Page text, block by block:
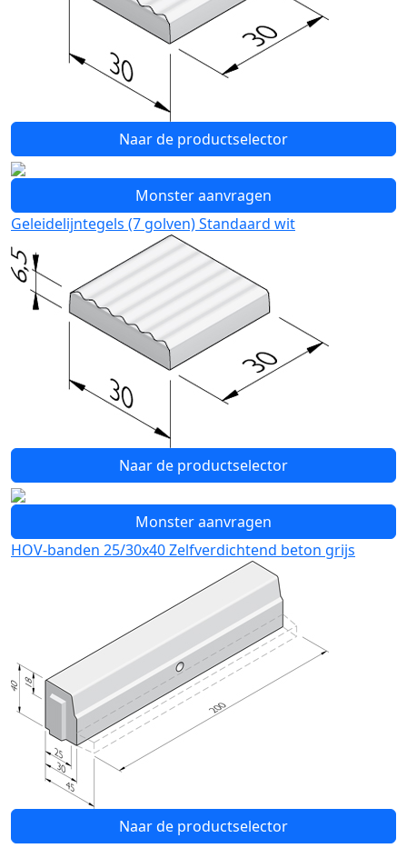
Naar de productselector
Monster aanvragen
Geleidelijntegels (7 golven) Standaard wit
Naar de productselector
Monster aanvragen
HOV-banden 25/30x40 Zelfverdichtend beton grijs
Naar de productselector